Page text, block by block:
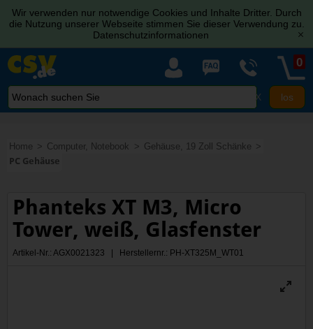
Wir verwenden nur notwendige Cookies und Inhalte Dritter. Durch
die Nutzung unserer Webseite stimmen Sie dieser Verwendung zu.
Datenschutzinformationen
[x]
X
0
Home Computer, Notebook
Gehäuse, 19 Zoll Schänke
PC Gehäuse
Phanteks XT M3, Micro
Tower, weiß, Glasfenster
Artikel-Nr.: AGX0021323 | Herstellernr.: PH-XT325M_WT01